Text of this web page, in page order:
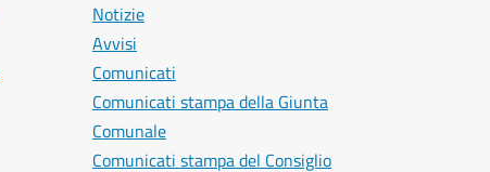
Notizie
Avvisi
Comunicati
Comunicati stampa della Giunta
Comunale
Comunicati stampa del Consiglio